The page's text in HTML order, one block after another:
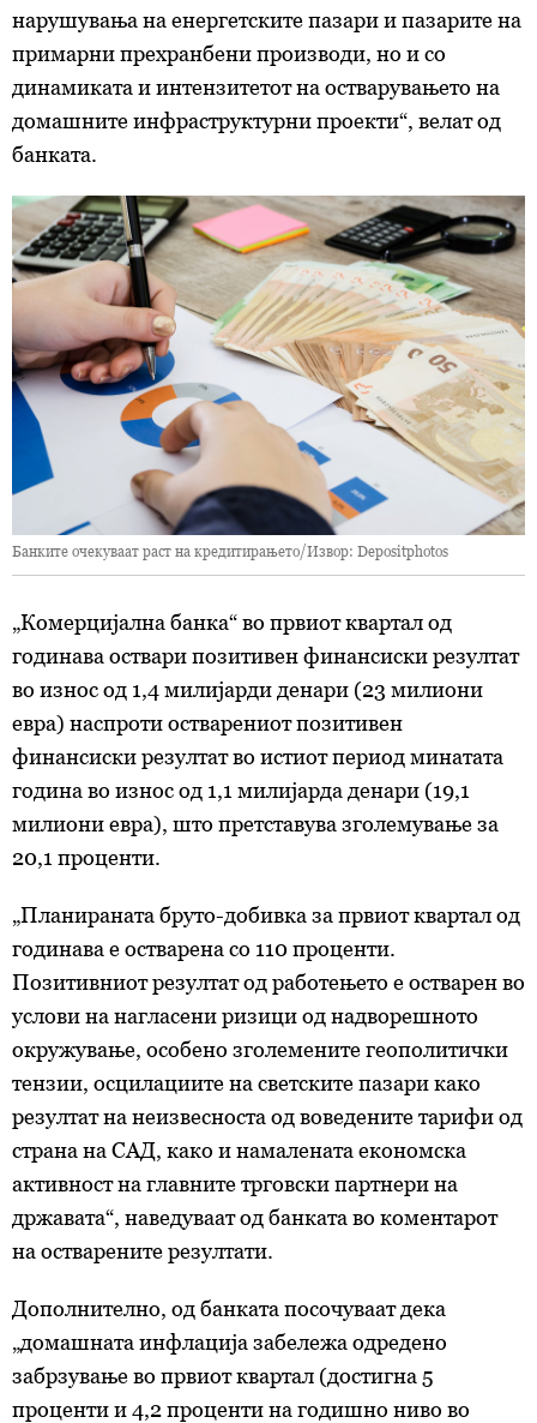
нарушувања на енергетските пазари и пазарите на
примарни прехранбени производи, но и со
динамиката и интензитетот на остварувањето на
домашните инфраструктурни проекти“, велат од
банката.
Банките очекуваат раст на кредитирањето/Извор: Depositphotos
„Комерцијална банка“ во првиот квартал од
годинава оствари позитивен финансиски резултат
во износ од 1,4 милијарди денари (23 милиони
евра) наспроти остварениот позитивен
финансиски резултат во истиот период минатата
година во износ од 1,1 милијарда денари (19,1
милиони евра), што претставува зголемување за
20,1 проценти.
„Планираната бруто-добивка за првиот квартал од
годинава е остварена со 110 проценти.
Позитивниот резултат од работењето е остварен во
услови на нагласени ризици од надворешното
окружување, особено зголемените геополитички
тензии, осцилациите на светските пазари како
резултат на неизвесноста од воведените тарифи од
страна на САД, како и намалената економска
активност на главните трговски партнери на
државата“, наведуваат од банката во коментарот
на остварените резултати.
Дополнително, од банката посочуваат дека
„домашната инфлација забележа одредено
забрзување во првиот квартал (достигна 5
проценти и 4,2 проценти на годишно ниво во